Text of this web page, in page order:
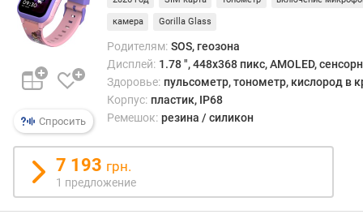
с
в
я
и
п
о
р
т
и
в
Спросить
камера Gorilla Glass
Родителям: SOS, геозона
Дисплей: 1.78 ", 448x368 пикс, AMOLED,
Здоровье: пульсометр, тонометр, кислород в
Корпус: пластик, IP68
Ремешок: резина / силикон
7 193 грн.
1 предложение